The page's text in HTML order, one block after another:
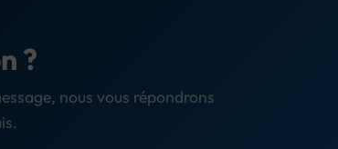
?
nous vous répondrons